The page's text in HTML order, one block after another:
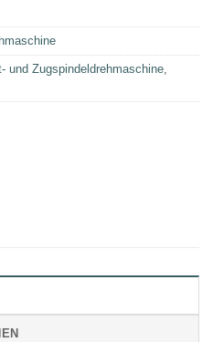
und Zugspindeldrehmaschine,